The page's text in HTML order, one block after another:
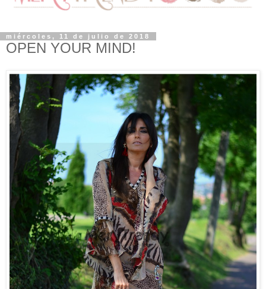
miércoles, 11 de julio de 2018
OPEN YOUR MIND!